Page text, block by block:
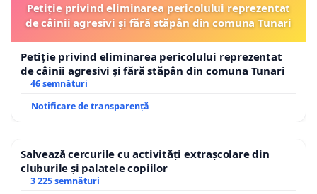
Petiție privind eliminarea pericolului reprezentat
de câinii agresivi și fără stăpân din comuna Tunari
Petiție privind eliminarea pericolului reprezentat
de câinii agresivi și fără stăpân din comuna Tunari
46 semnături
Notificare de transparență
Salvează cercurile cu activități extrașcolare din
cluburile și palatele copiilor
3 225 semnături